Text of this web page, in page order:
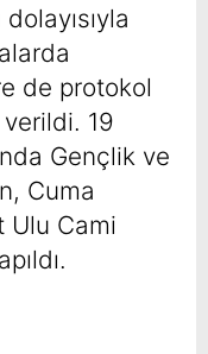
de protokol
19
Gençlik ve
Cuma
Ulu Cami